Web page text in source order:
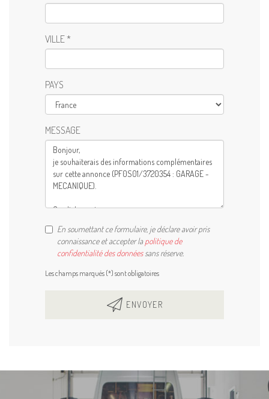
VILLE *
PAYS
MESSAGE
En soumettant ce formulaire, je déclare avoir pris
connaissance et accepter lapolitique de
confidentialité des donnéessans réserve.
Les champs marqués (*) sont obligatoires
ENVOYER